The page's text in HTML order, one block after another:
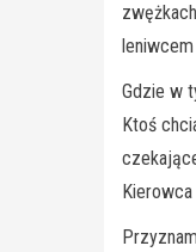
Gdzie w
Ktoś